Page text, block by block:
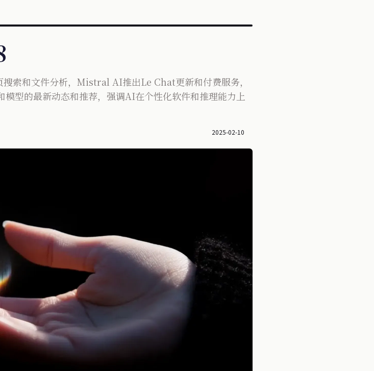
索和文件分析，Mistral AI推出Le Chat更新和付费服务，
型的最新动态和推荐，强调AI在个性化软件和推理能力上
2025-02-10